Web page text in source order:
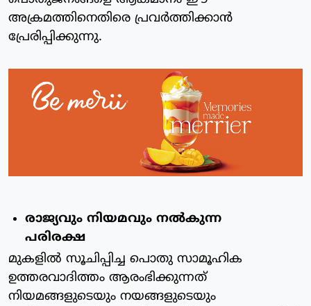
അക്രമത്തിനെതിരെ പ്രവര്‍ത്തിക്കാന്‍
പ്രേരിപ്പിക്കുന്നു.
രാജ്യവും നിയമവും നല്‍കുന്ന
പരിരക്ഷ
മുകളില്‍ സൂചിപ്പിച്ച പൊതു സാമൂഹിക
ഉത്തരവാദിത്തം ആരംഭിക്കുന്നത്
നിയമങ്ങളുടെയും നയങ്ങളുടെയും